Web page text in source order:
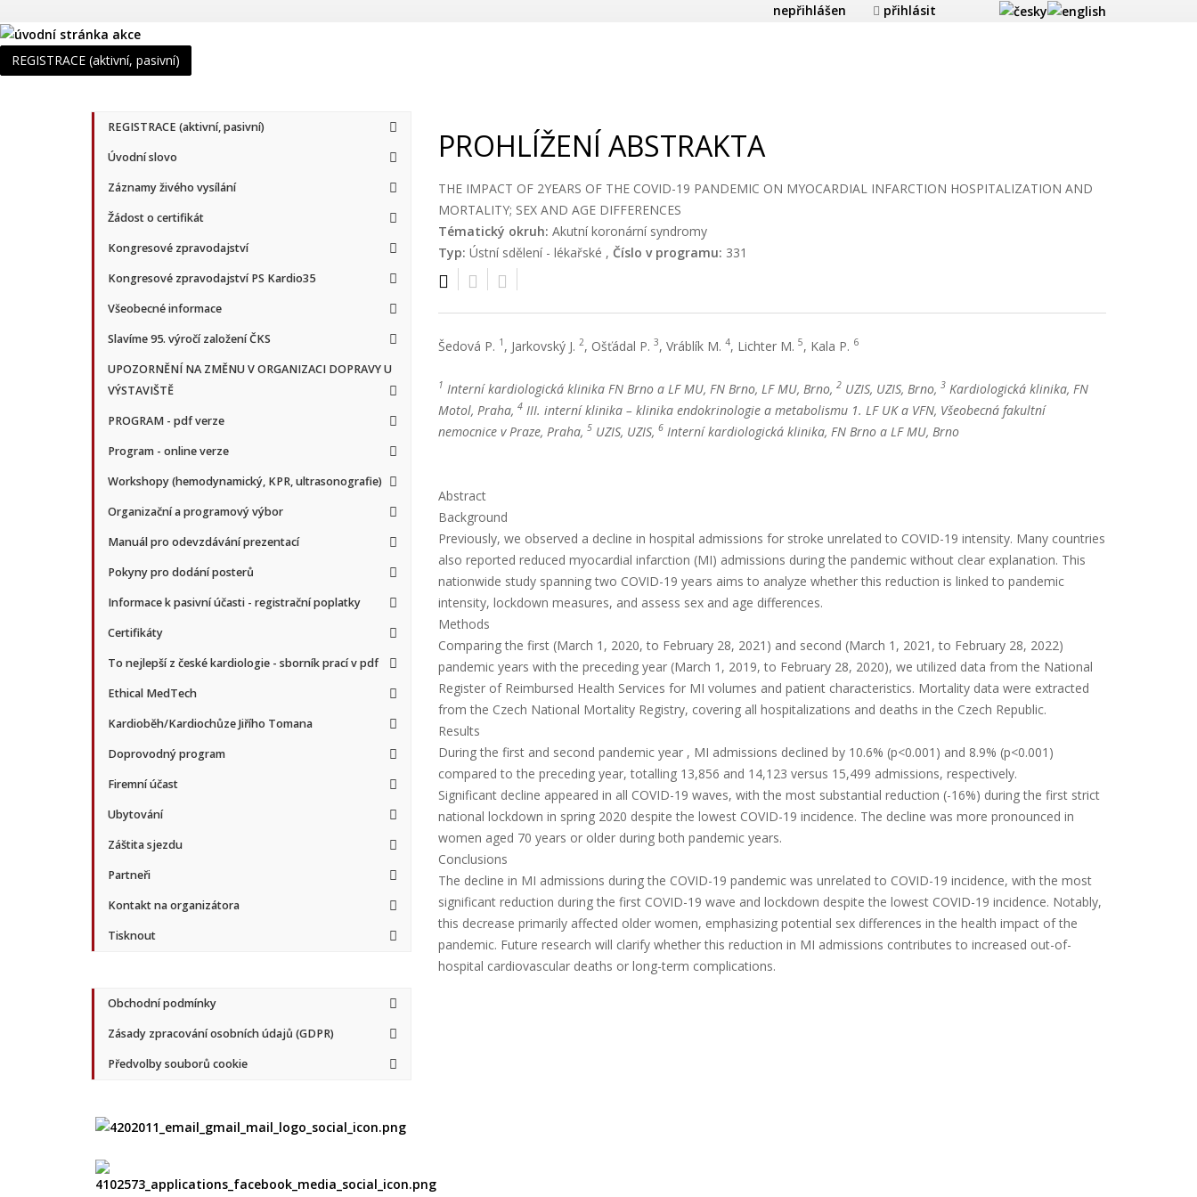
nepřihlášen přihlásit
REGISTRACE (aktivní, pasivní)
REGISTRACE (aktivní, pasivní)
Úvodní slovo
Záznamy živého vysílání
Žádost o certifikát
Kongresové zpravodajství
Kongresové zpravodajství PS Kardio35
Všeobecné informace
Slavíme 95. výročí založení ČKS
UPOZORNĚNÍ NA ZMĚNU V ORGANIZACI DOPRAVY U
VÝSTAVIŠTĚ
PROGRAM - pdf verze
Program - online verze
Workshopy (hemodynamický, KPR, ultrasonografie)
Organizační a programový výbor
Manuál pro odevzdávání prezentací
Pokyny pro dodání posterů
Informace k pasivní účasti - registrační poplatky
Certifikáty
To nejlepší z české kardiologie - sborník prací v pdf
Ethical MedTech
Kardioběh/Kardiochůze Jiřího Tomana
Doprovodný program
Firemní účast
Ubytování
Záštita sjezdu
Partneři
Kontakt na organizátora
Tisknout
Obchodní podmínky
Zásady zpracování osobních údajů (GDPR)
Předvolby souborů cookie
PROHLÍŽENÍ ABSTRAKTA
THE IMPACT OF 2YEARS OF THE COVID-19 PANDEMIC ON MYOCARDIAL INFARCTION HOSPITALIZATION AND
MORTALITY; SEX AND AGE DIFFERENCES
Tématický okruh: Akutní koronární syndromy
Typ: Ústní sdělení - lékařské , Číslo v programu: 331
Šedová P. 1 , Jarkovský J. 2, Ošťádal P. 3, Vráblík M. 4, Lichter M. 5, Kala P. 6
1 Interní kardiologická klinika FN Brno a LF MU, FN Brno, LF MU, Brno, 2 UZIS, UZIS, Brno, 3 Kardiologická klinika, FN
Motol, Praha, 4 III. interní klinika – klinika endokrinologie a metabolismu 1. LF UK a VFN, Všeobecná fakultní
nemocnice v Praze, Praha, 5 UZIS, UZIS, 6 Interní kardiologická klinika, FN Brno a LF MU, Brno
Abstract
Background
Previously, we observed a decline in hospital admissions for stroke unrelated to COVID-19 intensity. Many countries
also reported reduced myocardial infarction (MI) admissions during the pandemic without clear explanation. This
nationwide study spanning two COVID-19 years aims to analyze whether this reduction is linked to pandemic
intensity, lockdown measures, and assess sex and age differences.
Methods
Comparing the first (March 1, 2020, to February 28, 2021) and second (March 1, 2021, to February 28, 2022)
pandemic years with the preceding year (March 1, 2019, to February 28, 2020), we utilized data from the National
Register of Reimbursed Health Services for MI volumes and patient characteristics. Mortality data were extracted
from the Czech National Mortality Registry, covering all hospitalizations and deaths in the Czech Republic.
Results
During the first and second pandemic year , MI admissions declined by 10.6% (p<0.001) and 8.9% (p<0.001)
compared to the preceding year, totalling 13,856 and 14,123 versus 15,499 admissions, respectively.
Significant decline appeared in all COVID-19 waves, with the most substantial reduction (-16%) during the first strict
national lockdown in spring 2020 despite the lowest COVID-19 incidence. The decline was more pronounced in
women aged 70 years or older during both pandemic years.
Conclusions
The decline in MI admissions during the COVID-19 pandemic was unrelated to COVID-19 incidence, with the most
significant reduction during the first COVID-19 wave and lockdown despite the lowest COVID-19 incidence. Notably,
this decrease primarily affected older women, emphasizing potential sex differences in the health impact of the
pandemic. Future research will clarify whether this reduction in MI admissions contributes to increased out-of-
hospital cardiovascular deaths or long-term complications.